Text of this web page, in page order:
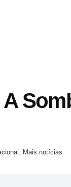
Mais notícias